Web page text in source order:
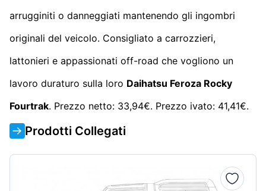
arrugginiti o danneggiati mantenendo gli ingombri
originali del veicolo. Consigliato a carrozzieri,
lattonieri e appassionati off-road che vogliono un
lavoro duraturo sulla loro Daihatsu Feroza Rocky
Fourtrak. Prezzo netto: 33,94€. Prezzo ivato: 41,41€.
Prodotti Collegati